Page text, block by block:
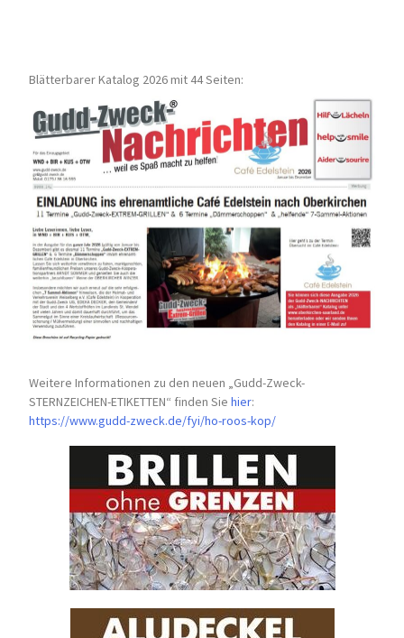
Blätterbarer Katalog 2026 mit 44 Seiten:
Weitere Informationen zu den neuen „Gudd-Zweck-
STERNZEICHEN-ETIKETTEN“ finden Siehier:
https://www.gudd-zweck.de/fyi/ho-roos-kop/